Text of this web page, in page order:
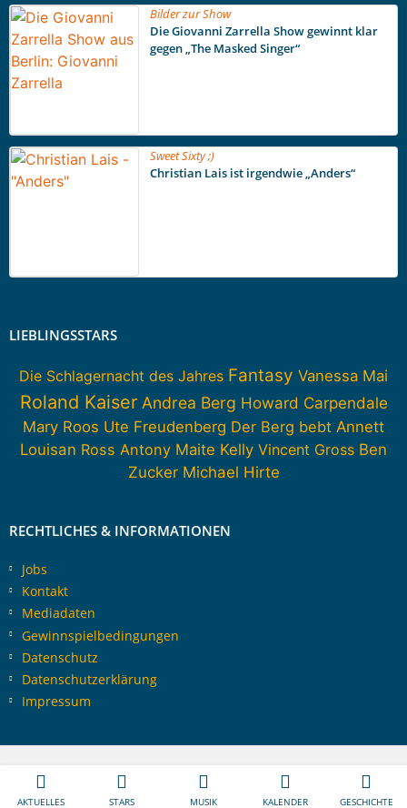
AKTUELLES STARS MUSIK KALENDER GESCHICHTE
Bilder zur Show
Die Giovanni Zarrella Show gewinnt klar
gegen „The Masked Singer“
Sweet Sixty ;)
Christian Lais ist irgendwie „Anders“
LIEBLINGSSTARS
Die Schlagernacht des Jahres Fantasy Vanessa Mai
Roland Kaiser Andrea Berg Howard Carpendale
Mary Roos Ute Freudenberg Der Berg bebt Annett
Louisan Ross Antony Maite Kelly Vincent Gross Ben
Zucker Michael Hirte
RECHTLICHES & INFORMATIONEN
Jobs
Kontakt
Mediadaten
Gewinnspielbedingungen
Datenschutz
Datenschutzerklärung
Impressum